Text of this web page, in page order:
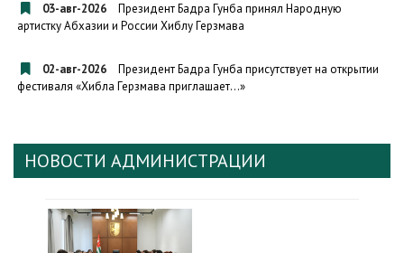
03-авг-2026
Президент Бадра Гунба принял Народную
артистку Абхазии и России Хиблу Герзмава
02-авг-2026
Президент Бадра Гунба присутствует на открытии
фестиваля «Хибла Герзмава приглашает…»
НОВОСТИ АДМИНИСТРАЦИИ